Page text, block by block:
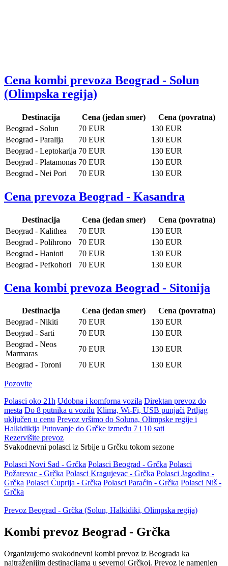
KOMBI PREVOZ
BEOGRAD -
GRČKA -
BEOGRAD
Cena kombi prevoza Beograd - Solun
(Olimpska regija)
Destinacija Cena (jedan smer)
Cena (povratna)
Beograd - Solun
70 EUR
130 EUR
Beograd - Paralija
70 EUR
130 EUR
Beograd - Leptokarija 70 EUR
130 EUR
Beograd - Platamonas 70 EUR
130 EUR
Beograd - Nei Pori
70 EUR 130 EUR
Cena prevoza Beograd - Kasandra
Destinacija Cena (jedan smer)
Cena (povratna)
Beograd - Kalithea
70 EUR
130 EUR
Beograd - Polihrono
70 EUR
130 EUR
Beograd - Hanioti
70 EUR
130 EUR
Beograd - Pefkohori
70 EUR 130 EUR
Cena kombi prevoza Beograd - Sitonija
Destinacija Cena (jedan smer)
Cena (povratna)
Beograd - Nikiti
70 EUR
130 EUR
Beograd - Sarti
70 EUR
130 EUR
Beograd - Neos
Marmaras
70 EUR
130 EUR
Beograd - Toroni
70 EUR 130 EUR
Pozovite
Polasci oko 21h Udobna i komforna vozila Direktan prevoz do
mesta Do 8 putnika u vozilu Klima, Wi-Fi, USB punjači Prtljag
uključen u cenu Prevoz vršimo do Soluna, Olimpske regije i
Halkidikija Putovanje do Grčke između 7 i 10 sati
Rezervišite prevoz
Svakodnevni polasci iz Srbije u Grčku tokom sezone
Polasci Novi Sad - Grčka Polasci Beograd - Grčka Polasci
Požarevac - Grčka Polasci Kragujevac - Grčka Polasci Jagodina -
Grčka Polasci Ćuprija - Grčka Polasci Paraćin - Grčka Polasci Niš -
Grčka
Prevoz Beograd - Grčka (Solun, Halkidiki, Olimpska regija)
Kombi prevoz Beograd - Grčka
Organizujemo svakodnevni kombi prevoz iz Beograda ka
najtraženijim destinacijama u severnoj Grčkoj. Prevoz je namenjen